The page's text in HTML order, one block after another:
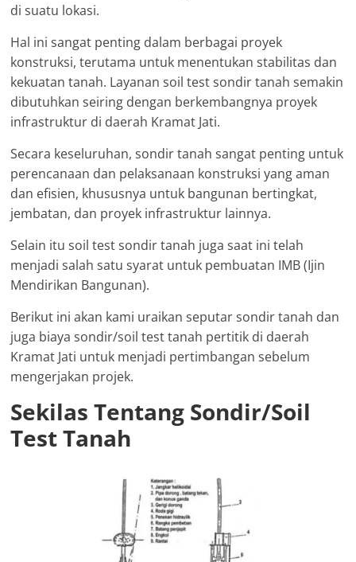
di suatu lokasi.
Hal ini sangat penting dalam berbagai proyek
konstruksi, terutama untuk menentukan stabilitas dan
kekuatan tanah. Layanan soil test sondir tanah semakin
dibutuhkan seiring dengan berkembangnya proyek
infrastruktur di daerah Kramat Jati.
Secara keseluruhan, sondir tanah sangat penting untuk
perencanaan dan pelaksanaan konstruksi yang aman
dan efisien, khususnya untuk bangunan bertingkat,
jembatan, dan proyek infrastruktur lainnya.
Selain itu soil test sondir tanah juga saat ini telah
menjadi salah satu syarat untuk pembuatan IMB (Ijin
Mendirikan Bangunan).
Berikut ini akan kami uraikan seputar sondir tanah dan
juga biaya sondir/soil test tanah pertitik di daerah
Kramat Jati untuk menjadi pertimbangan sebelum
mengerjakan projek.
Sekilas Tentang Sondir/Soil
Test Tanah